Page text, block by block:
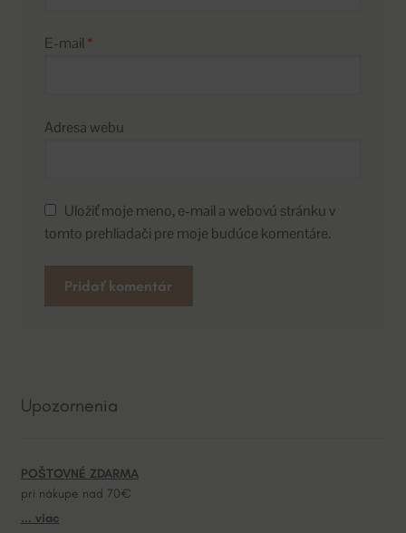
E-mail *
Adresa webu
Uložiť moje meno, e-mail a webovú stránku v
tomto prehliadači pre moje budúce komentáre.
r
t
i
v
Upozornenia
POŠTOVNÉ ZDARMA
pri nákupe nad 70€
... viac